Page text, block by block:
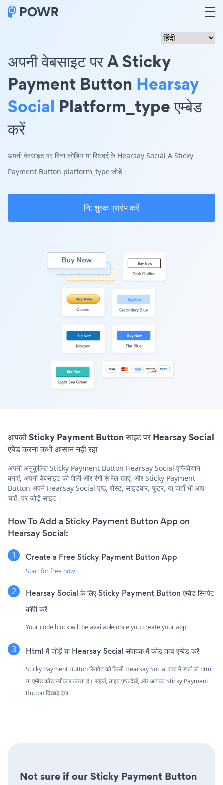
अपनी वेबसाइट पर A Sticky
Payment Button Hearsay
Social Platform_type एम्बेड
करें
अपनी वेबसाइट पर बिना कोडिंग या सिरदर्द के Hearsay Social A Sticky
Payment Button platform_type जोड़ें।
नि: शुल्क प्रारंभ करें
आपकी Sticky Payment Button साइट पर Hearsay Social
एंबेड करना कभी आसान नहीं रहा
अपनी अनुकूलित Sticky Payment Button Hearsay Social एप्लिकेशन
बनाएं, अपनी वेबसाइट की शैली और रंगों से मेल खाएं, और Sticky Payment
Button अपने Hearsay Social पृष्ठ, पोस्ट, साइडबार, फुटर, या जहाँ भी आप
चाहें, पर जोड़ें साइट।
How To Add a Sticky Payment Button App on
Hearsay Social:
Create a Free Sticky Payment Button App
Start for free now
Hearsay Social के लिए Sticky Payment Button एम्बेड स्निपेट
कॉपी करें
Your code block will be available once you create your app
Html में जोड़ें या Hearsay Social संपादक में कोड तत्व एम्बेड करें
Sticky Payment Button स्निपेट को किसी Hearsay Social तत्व में डालें जो html
या एम्बेड कोड स्वीकार करता है। सहेजें, लाइव पृष्ठ देखें, और आपका Sticky Payment
Button दिखाई देगा!
Not sure if our Sticky Payment Button